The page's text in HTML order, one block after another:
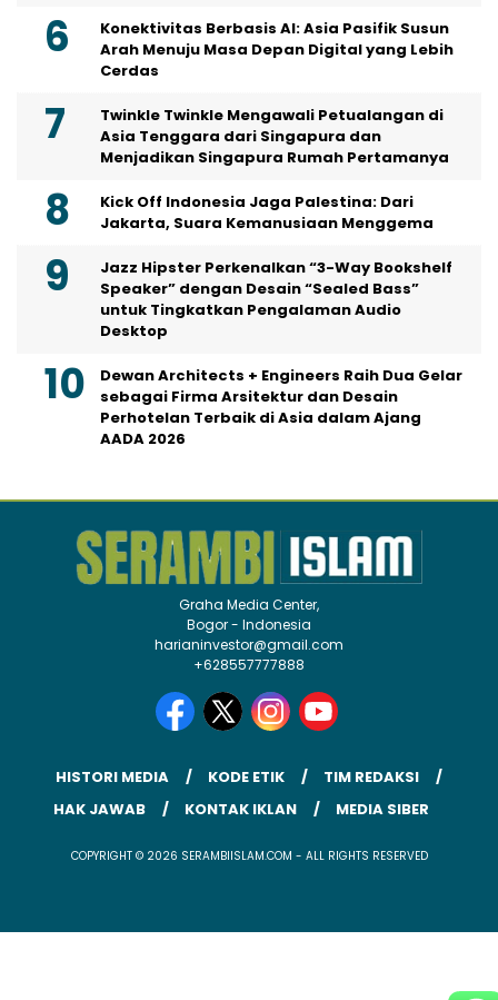
Konektivitas Berbasis AI: Asia Pasifik Susun
Arah Menuju Masa Depan Digital yang Lebih
Cerdas
Twinkle Twinkle Mengawali Petualangan di
Asia Tenggara dari Singapura dan
Menjadikan Singapura Rumah Pertamanya
Kick Off Indonesia Jaga Palestina: Dari
Jakarta, Suara Kemanusiaan Menggema
Jazz Hipster Perkenalkan “3-Way Bookshelf
Speaker” dengan Desain “Sealed Bass”
untuk Tingkatkan Pengalaman Audio
Desktop
Dewan Architects + Engineers Raih Dua Gelar
sebagai Firma Arsitektur dan Desain
Perhotelan Terbaik di Asia dalam Ajang
AADA 2026
Graha Media Center,
Bogor - Indonesia
harianinvestor@gmail.com
+628557777888
HISTORI MEDIA KODE ETIK
TIM REDAKSI
HAK JAWAB
KONTAK IKLAN MEDIA SIBER
COPYRIGHT © 2026 SERAMBIISLAM.COM - ALL RIGHTS RESERVED